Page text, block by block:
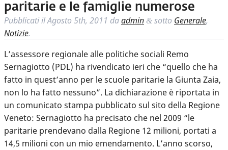
paritarie e le famiglie numerose
Pubblicati ilAgosto 5th, 2011 daadmin & sotto Generale,
Notizie.
L’assessore regionale alle politiche sociali Remo
Sernagiotto (PDL) ha rivendicato ieri che “quello che ha
fatto in quest’anno per le scuole paritarie la Giunta Zaia,
non lo ha fatto nessuno”. La dichiarazione è riportata in
un comunicato stampa pubblicato sul sito della Regione
Veneto: Sernagiotto ha precisato che nel 2009 “le
paritarie prendevano dalla Regione 12 milioni, portati a
14,5 milioni con un mio emendamento. L’anno scorso,